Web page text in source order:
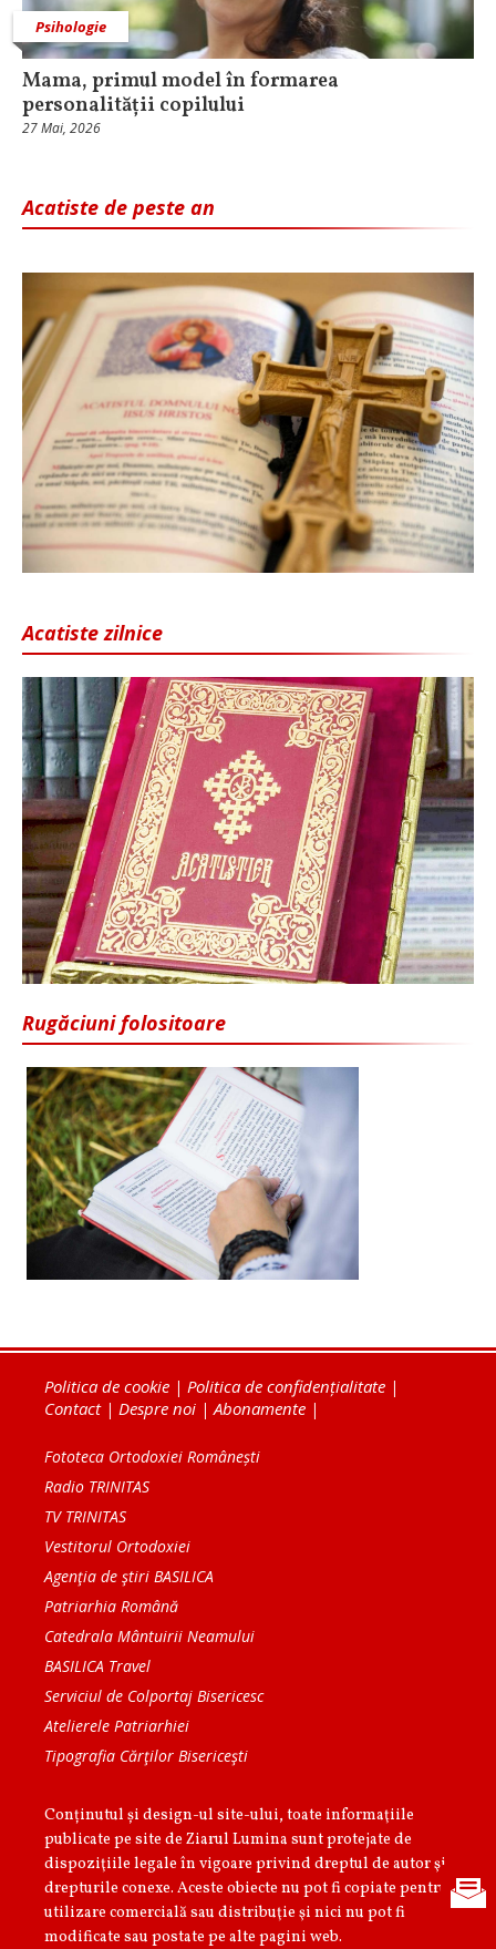
Psihologie
Mama, primul model în formarea
personalității copilului
27 Mai, 2026
Acatiste de peste an
Acatiste zilnice
Rugăciuni folositoare
Politica de cookie | Politica de confidențialitate |
Contact| Despre noi | Abonamente |
Fototeca Ortodoxiei Românești
Radio TRINITAS
TV TRINITAS
Vestitorul Ortodoxiei
Agenţia de ştiri BASILICA
Patriarhia Română
Catedrala Mântuirii Neamului
BASILICA Travel
Serviciul de Colportaj Bisericesc
Atelierele Patriarhiei
Tipografia Cărţilor Bisericeşti
Conținutul și design-ul site-ului, toate informaţiile
publicate pe site de Ziarul Lumina sunt protejate de
dispoziţiile legale în vigoare privind dreptul de autor şi
drepturile conexe. Aceste obiecte nu pot fi copiate pentru
utilizare comercială sau distribuţie şi nici nu pot fi
modificate sau postate pe alte pagini web.